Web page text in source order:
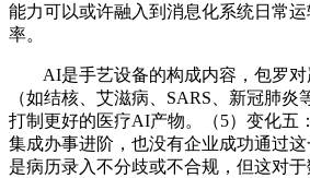
能力可以或许融入到消息化系统日常
率。
AI是手艺设备的构成内容，包罗对
（如结核、艾滋病、SARS、新冠肺炎
打制更好的医疗AI产物。（5）变化五
集成办事进阶，也没有企业成功通过
是病历录入不分歧或不合规，但这对